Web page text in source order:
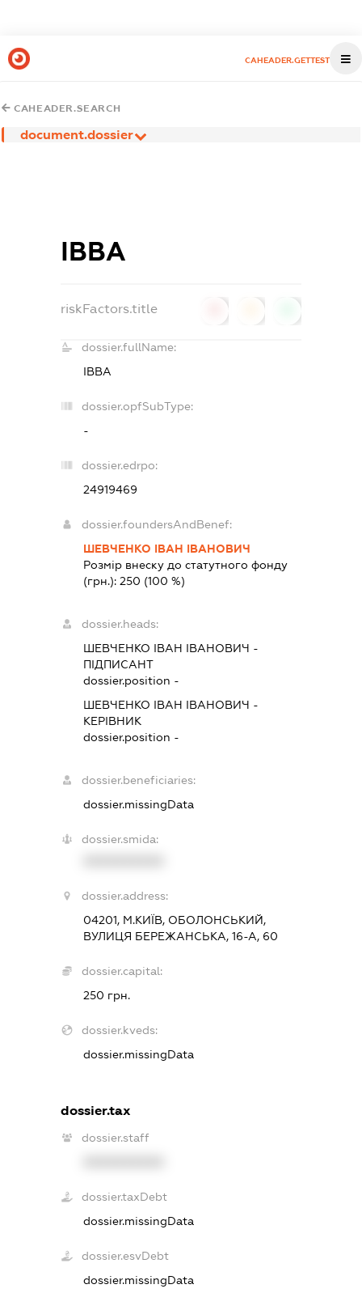
CAHEADER.GETTEST
CAHEADER.SEARCH
document.dossier
ІВВА
riskFactors.title
dossier.fullName:
ІВВА
dossier.opfSubType:
-
dossier.edrpo:
24919469
dossier.foundersAndBenef:
ШЕВЧЕНКО ІВАН ІВАНОВИЧ
Розмір внеску до статутного фонду
(грн.):250 (100 %)
dossier.heads:
ШЕВЧЕНКО ІВАН ІВАНОВИЧ -
ПІДПИСАНТ
dossier.position -
ШЕВЧЕНКО ІВАН ІВАНОВИЧ -
КЕРІВНИК
dossier.position -
dossier.beneficiaries:
dossier.missingData
dossier.smida:
dossier.address:
04201, М.КИЇВ, ОБОЛОНСЬКИЙ,
ВУЛИЦЯ БЕРЕЖАНСЬКА, 16-А, 60
dossier.capital:
250 грн.
dossier.kveds:
dossier.missingData
dossier.tax
dossier.staff
dossier.taxDebt
dossier.missingData
dossier.esvDebt
dossier.missingData